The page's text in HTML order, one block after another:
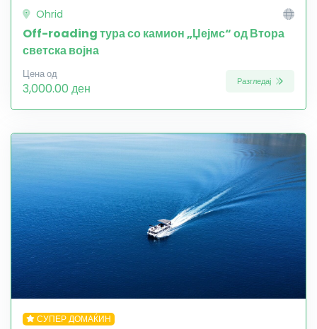
Ohrid
Off-roading тура со камион „Џејмс“ од Втора
светска војна
Цена од
3,000.00 ден Разгледај
СУПЕР ДОМАЌИН